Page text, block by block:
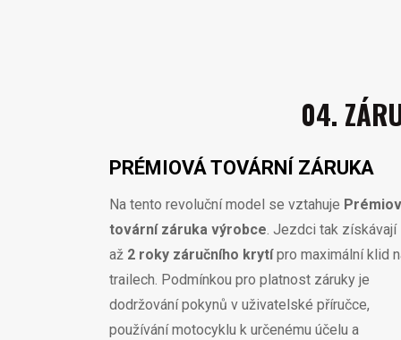
04.
PRÉMIOVÁ TOVÁRNÍ ZÁRUKA
Na tento revoluční model se vztahuje
tovární záruka výrobce. Jezdci tak získávají
až 2 roky záručního krytípro maximální klid
trailech. Podmínkou pro platnost záruky je
dodržování pokynů v uživatelské příručce,
používání motocyklu k určenému účelu a